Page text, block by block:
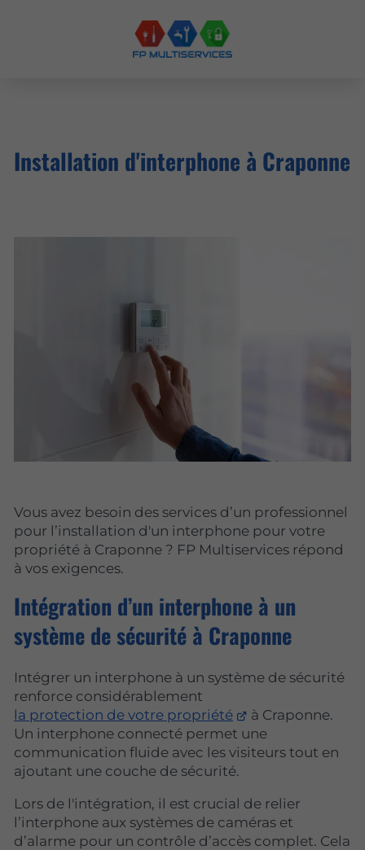
Installation d'interphone à Craponne
Vous avez besoin des services d’un professionnel
pour l’installation d'un interphone pour votre
propriété à Craponne ? FP Multiservices répond
à vos exigences.
Intégration d’un interphone à un
système de sécurité à Craponne
Intégrer un interphone à un système de sécurité
renforce considérablement
la protection de votre propriété
à Craponne.
Un interphone connecté permet une
communication fluide avec les visiteurs tout en
ajoutant une couche de sécurité.
Lors de l'intégration, il est crucial de relier
l’interphone aux systèmes de caméras et
d’alarme pour un contrôle d’accès complet. Cela